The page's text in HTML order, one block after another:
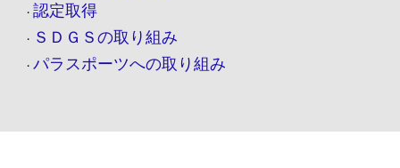
・ 認定取得
・ ＳＤＧＳの取り組み
・ パラスポーツへの取り組み